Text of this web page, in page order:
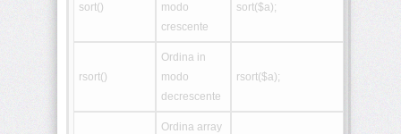
PHP:
PHP:
sort()
modo
crescente
sort($a);
rsort()
Ordina in
modo
decrescente
rsort($a);
Ordina array